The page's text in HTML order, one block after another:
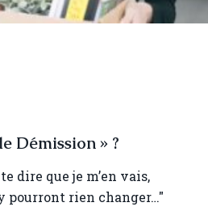
Démission » ?
dire que je m’en vais,
pourront rien changer…"